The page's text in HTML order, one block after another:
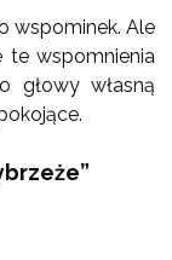
wspominek. Ale
wspomnienia
głowy własną